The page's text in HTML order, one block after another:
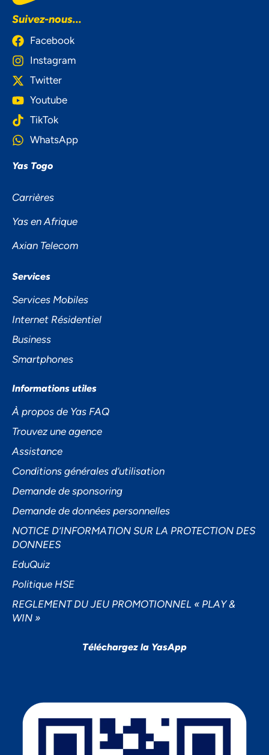
Suivez-nous...
Facebook
Instagram
Twitter
Youtube
TikTok
WhatsApp
Yas Togo
Carrières
Yas en Afrique
Axian Telecom
Services
Services Mobiles
Internet Résidentiel
Business
Smartphones
Informations utiles
À propos de Yas FAQ
Trouvez une agence
Assistance
Conditions générales d’utilisation
Demande de sponsoring
Demande de données personnelles
NOTICE D’INFORMATION SUR LA PROTECTION DES
DONNEES
EduQuiz
Politique HSE
REGLEMENT DU JEU PROMOTIONNEL « PLAY &
WIN »
Téléchargez la YasApp
L'IMPORTANCE À VOTRE VIE